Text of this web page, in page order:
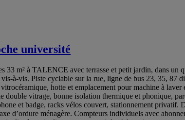
université
33 m² à TALENCE avec terrasse et petit jardin, dans un
à-vis. Piste cyclable sur la rue, ligne de bus 23, 35,
hotte et emplacement pour machine à
double vitrage, bonne isolation thermique et phonique,
et badge, racks vélos couvert, stationnement
d’ordure ménagère. Compteurs individuels avec